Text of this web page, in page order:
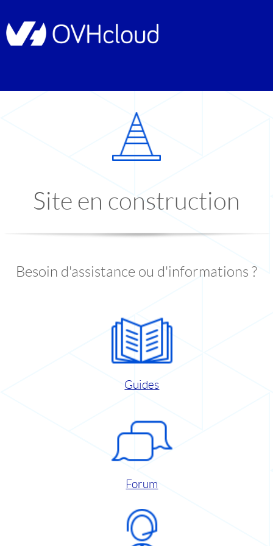
Site en construction
Besoin d'assistance ou d'informations ?
Guides
Forum